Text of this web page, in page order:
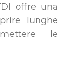
offre una
lunghe
le